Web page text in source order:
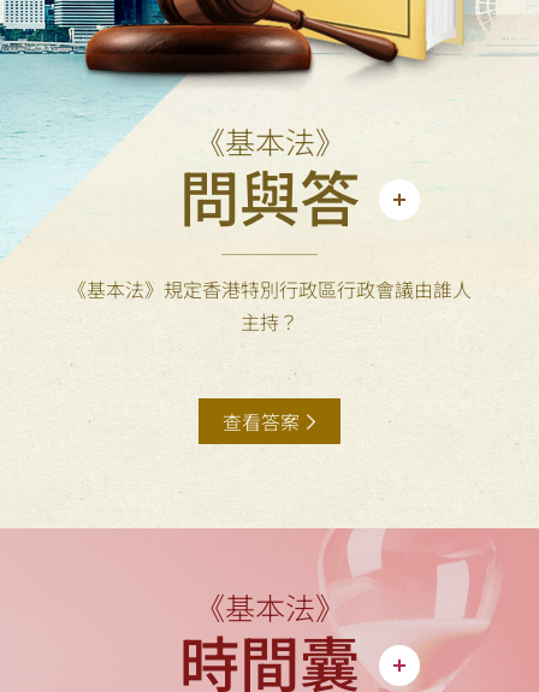
《基本法》
問與答
《基本法》規定香港特別行政區行政會議由誰人
主持？
查看答案
《基本法》
時間囊